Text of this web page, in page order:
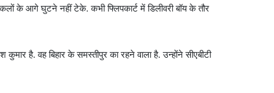
के आगे घुटने नहीं टेके. कभी फ्लिपकार्ट में डिलीवरी बॉय के तौर
है. वह बिहार के समस्तीपुर का रहने वाला है. उन्होंने सीएबीटी